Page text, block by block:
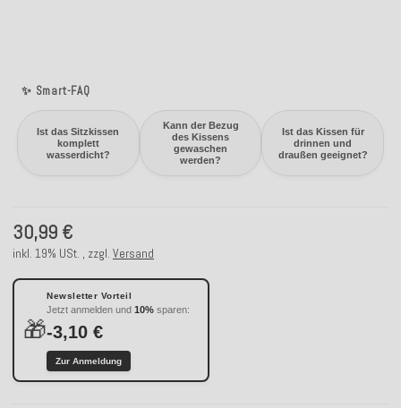
✨ Smart-FAQ
Ist das Sitzkissen
komplett
wasserdicht?
Kann der Bezug
des Kissens
gewaschen
werden?
Ist das Kissen für
drinnen und
draußen geeignet?
30,99 €
inkl. 19% USt. , zzgl. Versand
🎁
Newsletter Vorteil
Jetzt anmelden und 10% sparen:
-3,10 €
Zur Anmeldung